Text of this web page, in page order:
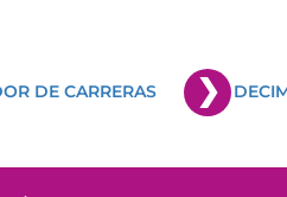
DE CARRERAS